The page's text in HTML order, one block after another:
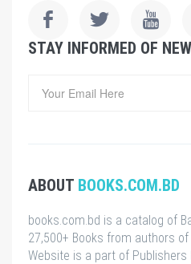
STAY INFORMED OF
ABOUT BOOKS.COM.BD
books.com.bd is a catalog of
27,500+ Books from authors
Website is a part of Publishers